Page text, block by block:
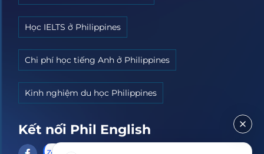
Học IELTS ở Philippines
Chi phí học tiếng Anh ở Philippines
Kinh nghiệm du học Philippines
Kết nối Phil English